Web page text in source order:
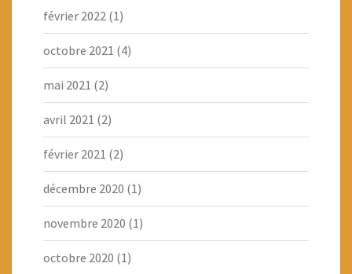
février 2022 (1)
octobre 2021 (4)
mai 2021 (2)
avril 2021 (2)
février 2021 (2)
décembre 2020 (1)
novembre 2020 (1)
octobre 2020 (1)